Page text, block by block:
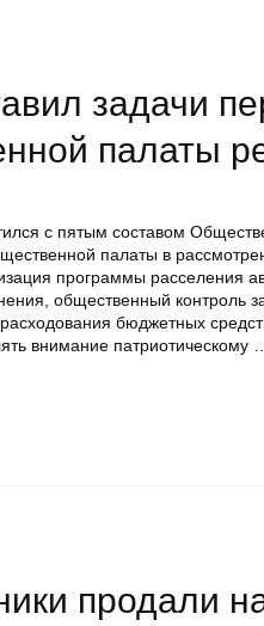
задачи
палаты
с пятым составом
палаты в
программы расселения
общественный контроль
бюджетных
внимание патриотическому …
продали